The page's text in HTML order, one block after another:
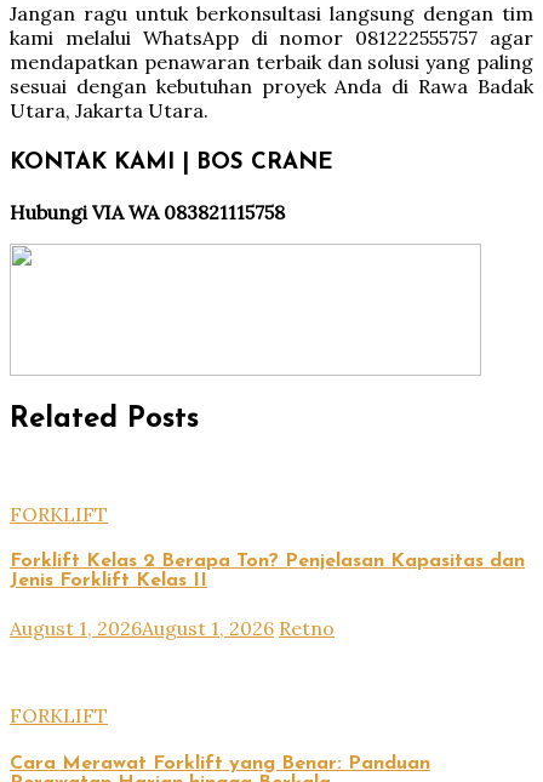
Jangan ragu untuk berkonsultasi langsung dengan tim
kami melalui WhatsApp di nomor 081222555757 agar
mendapatkan penawaran terbaik dan solusi yang paling
sesuai dengan kebutuhan proyek Anda di Rawa Badak
Utara, Jakarta Utara.
KONTAK KAMI | BOS CRANE
Hubungi VIA WA 083821115758
Related Posts
FORKLIFT
Forklift Kelas 2 Berapa Ton? Penjelasan Kapasitas dan
Jenis Forklift Kelas II
August 1, 2026August 1, 2026 Retno
FORKLIFT
Cara Merawat Forklift yang Benar: Panduan